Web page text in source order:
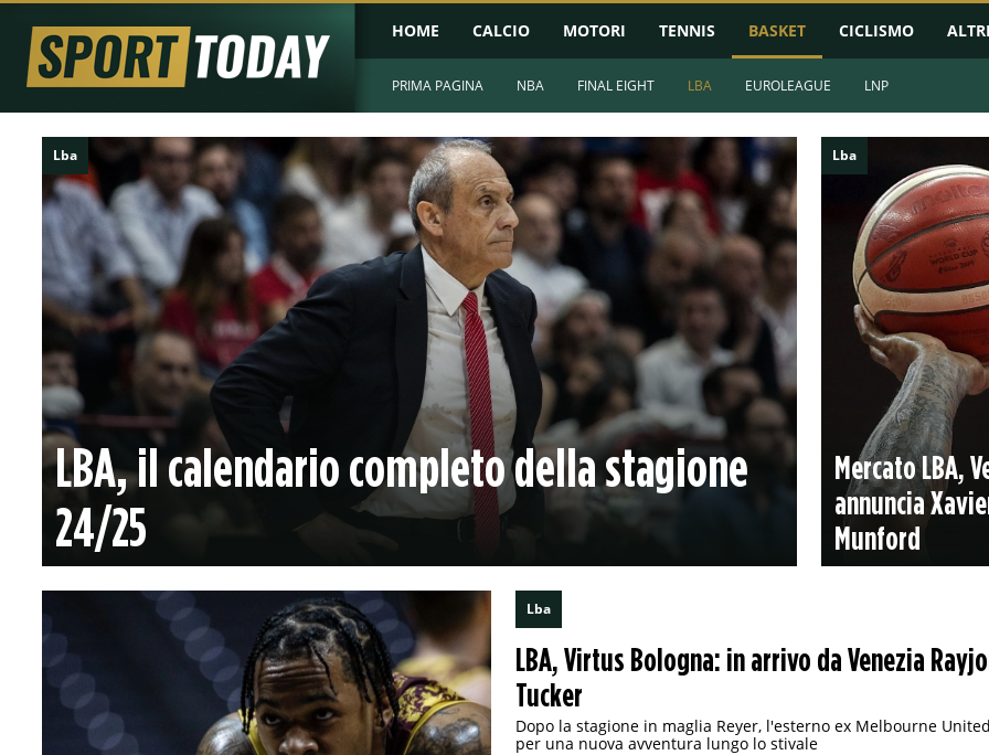
HOME CALCIO MOTORI TENNIS BASKET CICLISMO
PRIMA PAGINA NBA FINAL EIGHT LBA EUROLEAGUE LNP
Lba
LBA, il calendario completo della stagione
24/25
Lba
Mercato LBA,
annuncia
Munford
Lba
LBA, Virtus Bologna: in arrivo da Venezia
Tucker
Dopo la stagione in maglia Reyer, l'esterno ex Melbourne
per una nuova avventura lungo lo stivale